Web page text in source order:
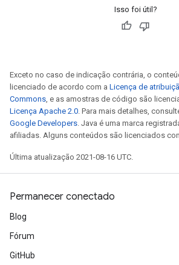
Isso foi útil?
Exceto no caso de indicação contrária, o
licenciado de acordo com a Licença de
Commons, e as amostras de código são
Licença Apache 2.0. Para mais detalhes,
Google Developers. Java é uma marca
afiliadas. Alguns conteúdos são licenciados
Última atualização 2021-08-16 UTC.
Permanecer conectado
Blog
Fórum
GitHub